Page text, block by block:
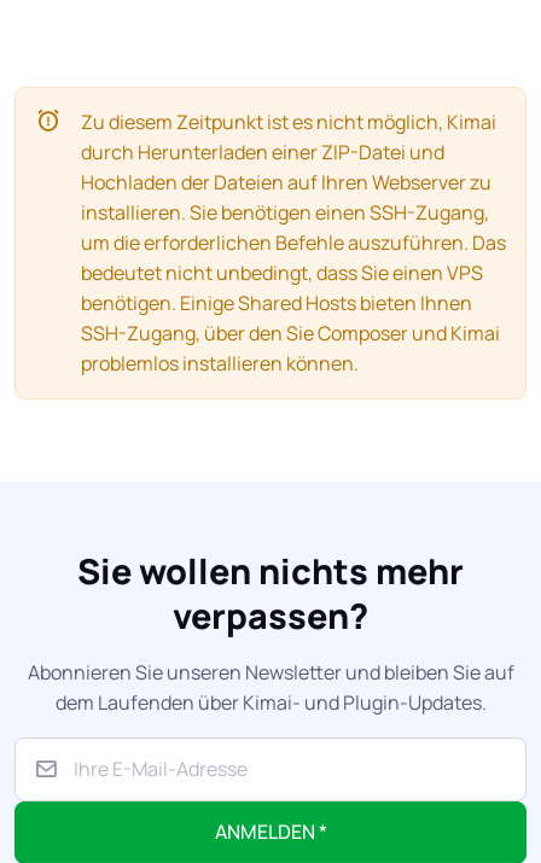
Zu diesem Zeitpunkt ist es nicht möglich, Kimai
durch Herunterladen einer ZIP-Datei und
Hochladen der Dateien auf Ihren Webserver zu
installieren. Sie benötigen einen SSH-Zugang,
um die erforderlichen Befehle auszuführen. Das
bedeutet nicht unbedingt, dass Sie einen VPS
benötigen. Einige Shared Hosts bieten Ihnen
SSH-Zugang, über den Sie Composer und Kimai
problemlos installieren können.
Sie wollen nichts mehr
verpassen?
Abonnieren Sie unseren Newsletter und bleiben Sie auf
dem Laufenden über Kimai- und Plugin-Updates.
ANMELDEN *